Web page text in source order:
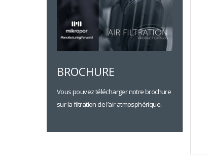
BROCHURE
Vous pouvez télécharger notre brochure
sur la filtration de l’air atmosphérique.